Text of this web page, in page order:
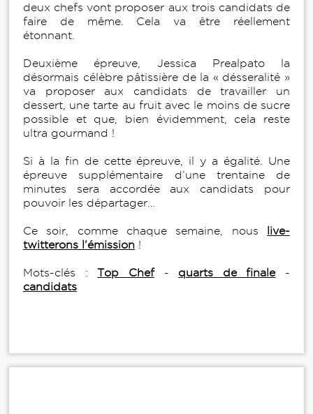
deux chefs vont proposer aux trois candidats de
faire de même. Cela va être réellement
étonnant.
Deuxième épreuve, Jessica Prealpato la
désormais célèbre pâtissière de la « désseralité »
va proposer aux candidats de travailler un
dessert, une tarte au fruit avec le moins de sucre
possible et que, bien évidemment, cela reste
ultra gourmand !
Si à la fin de cette épreuve, il y a égalité. Une
épreuve supplémentaire d’une trentaine de
minutes sera accordée aux candidats pour
pouvoir les départager…
Ce soir, comme chaque semaine, nous
live-
twitterons l’émission !
Mots-clés :Top Chef- quarts de finale-
candidats